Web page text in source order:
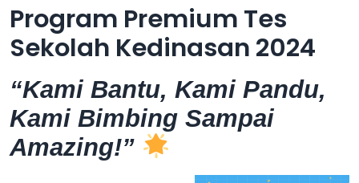
Program Premium Tes
Sekolah Kedinasan 2024
“Kami Bantu, Kami Pandu,
Kami Bimbing Sampai
Amazing!”